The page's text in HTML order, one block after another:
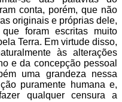
conta, porém, que não
originais e próprias dele,
foram escritas muito
Terra. Em virtude disso,
às alterações
e da concepção pessoal
uma grandeza nessa
puramente humana e,
qualquer censura a